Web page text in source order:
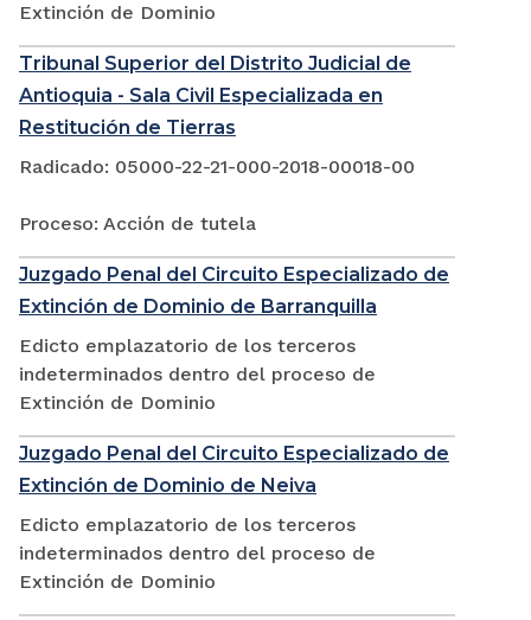
Extinción de Dominio
Tribunal Superior del Distrito Judicial de
Antioquia - Sala Civil Especializada en
Restitución de Tierras
Radicado: 05000-22-21-000-2018-00018-00
Proceso: Acción de tutela
Juzgado Penal del Circuito Especializado de
Extinción de Dominio de Barranquilla
Edicto emplazatorio de los terceros
indeterminados dentro del proceso de
Extinción de Dominio
Juzgado Penal del Circuito Especializado de
Extinción de Dominio de Neiva
Edicto emplazatorio de los terceros
indeterminados dentro del proceso de
Extinción de Dominio